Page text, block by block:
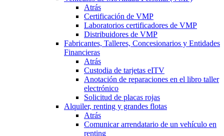
Atrás
Certificación de VMP
Laboratorios certificadores de VMP
Distribuidores de VMP
Fabricantes, Talleres, Concesionarios y Entidades
Financieras
Atrás
Custodia de tarjetas eITV
Anotación de reparaciones en el libro taller
electrónico
Solicitud de placas rojas
Alquiler, renting y grandes flotas
Atrás
Comunicar arrendatario de un vehículo en
renting